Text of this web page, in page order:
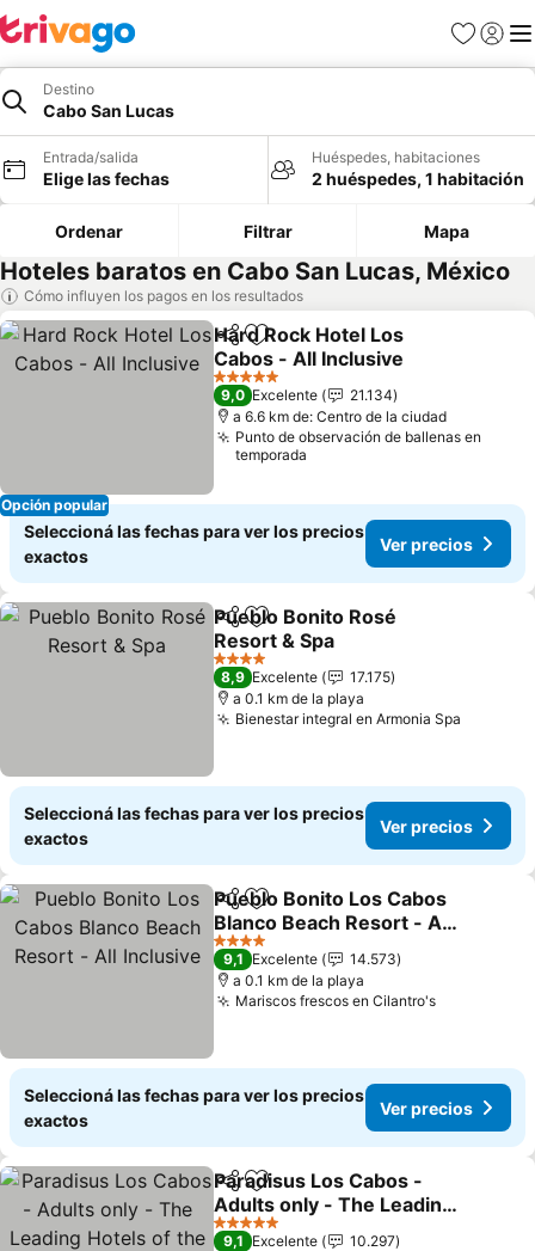
Favoritos
Iniciar
Destino
Cabo San Lucas
Entrada/salida
Elige las fechas
Huéspedes, habitaciones
2 huéspedes, 1 habitación
Ordenar Filtrar Mapa
Hoteles baratos en Cabo San Lucas, México
Cómo influyen los pagos en los resultados
Opción popular
CompartirAñadir a favoritos
Hard Rock Hotel Los
Cabos - All Inclusive
Ver precios
5 Estrellas
9,0 Excelente
21.134
a 6.6 km de: Centro de la ciudad
Punto de observación de ballenas en
temporada
Seleccioná las fechas para ver los precios
exactos
Ver precios
CompartirAñadir a favoritos
Pueblo Bonito Rosé
Resort & Spa
Ver precios
4 Estrellas
8,9 Excelente
17.175
a 0.1 km de la playa
Bienestar integral en Armonia Spa
Seleccioná las fechas para ver los precios
exactos
Ver precios
CompartirAñadir a favoritos
Pueblo Bonito Los Cabos
Blanco Beach Resort - All
Inclusive
Ver precios
4 Estrellas
9,1 Excelente
14.573
a 0.1 km de la playa
Mariscos frescos en Cilantro'sVer
Seleccioná las fechas para ver los precios
exactos
Ver precios
CompartirAñadir a favoritos
Paradisus Los Cabos -
Adults only - The Leading
Hotels of the World
Ver precios
5 Estrellas
9,1 Excelente
10.297